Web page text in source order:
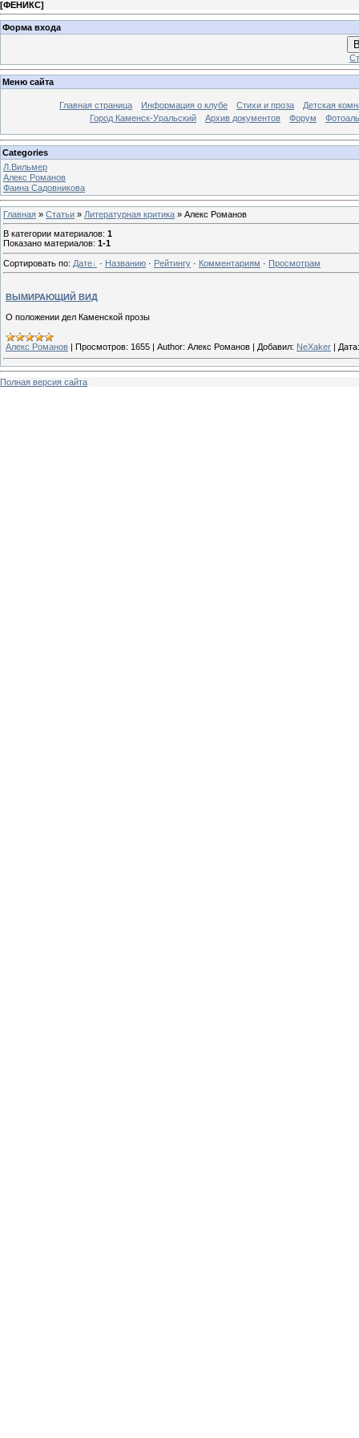
[ФЕНИКС]
Форма входа
Меню сайта
Главная страница Информация о клубе Стихи и проза
Детская
Город Каменск-Уральский
Архив документов Форум
Categories
Л.Вильмер
Алекс Романов
Фаина Садовникова
Главная » Статьи » Литературная критика » Алекс Романов
В категории материалов: 1
Показано материалов: 1-1
Сортировать по: Дате · Названию · Рейтингу · Комментариям · Просмотрам
ВЫМИРАЮЩИЙ ВИД
О положении дел Каменской прозы
Алекс Романов | Просмотров: 1655 | Author: Алекс Романов | Добавил: NeXaker | Дата:
Полная версия сайта